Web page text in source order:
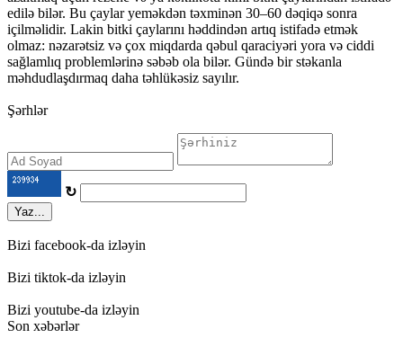
edilə bilər. Bu çaylar yeməkdən təxminən 30–60 dəqiqə sonra
içilməlidir. Lakin bitki çaylarını həddindən artıq istifadə etmək
olmaz: nəzarətsiz və çox miqdarda qəbul qaraciyəri yora və ciddi
sağlamlıq problemlərinə səbəb ola bilər. Gündə bir stəkanla
məhdudlaşdırmaq daha təhlükəsiz sayılır.
Şərhlər
↻
Yaz...
Bizi facebook-da izləyin
Bizi tiktok-da izləyin
Bizi youtube-da izləyin
Son xəbərlər